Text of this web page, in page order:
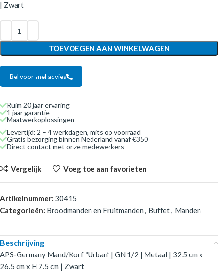
| Zwart
TOEVOEGEN AAN WINKELWAGEN
Bel voor snel advies
Ruim 20 jaar ervaring
1 jaar garantie
Maatwerkoplossingen
Levertijd: 2 – 4 werkdagen, mits op voorraad
Gratis bezorging binnen Nederland vanaf €350
Direct contact met onze medewerkers
Vergelijk Voeg toe aan favorieten
Artikelnummer: 30415
Categorieën: Broodmanden en Fruitmanden , Buffet, Manden
Beschrijving
APS-Germany Mand/Korf “Urban” | GN 1/2 | Metaal | 32.5 cm x
26.5 cm x H 7.5 cm | Zwart